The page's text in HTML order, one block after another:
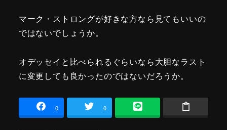
マーク・ストロングが好きな方なら見てもいいの
ではないでしょうか。
オデッセイと比べられるぐらいなら大胆なラスト
に変更しても良かったのではないだろうか。
0 0